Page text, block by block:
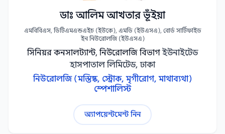
ডাঃ আলিম আখতার ভূঁইয়া
এমবিবিএস, ডিটিএমএন্ডএইচ (ইউকে), এমডি (ইউএসএ), বোর্ড সার্টিফাইড
ইন নিউরোলজি (ইউএসএ)
সিনিয়র কনসালট্যান্ট, নিউরোলজি বিভাগ ইউনাইটেড
হাসপাতাল লিমিটেড, ঢাকা
নিউরোলজি (মস্তিষ্ক, স্ট্রোক, মৃগীরোগ, মাথাব্যথা)
স্পেশালিস্ট
অ্যাপয়েন্টমেন্ট নিন